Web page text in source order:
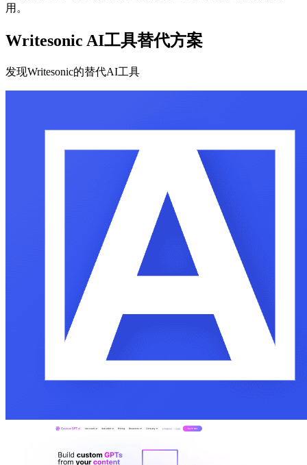
用。
Writesonic AI工具替代方案
发现Writesonic的替代AI工具